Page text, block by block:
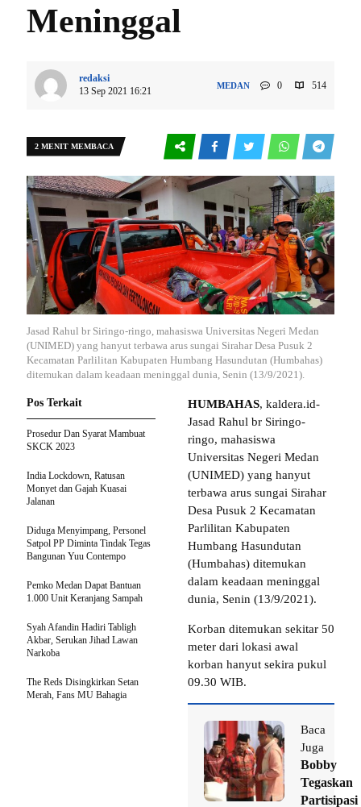
Meninggal
redaksi
13 Sep 2021 16:21
MEDAN 0 514
2 MENIT MEMBACA
Jasad Rahul br Siringo-ringo, mahasiswa Universitas Negeri Medan
(UNIMED) yang hanyut terbawa arus sungai Sirahar Desa Pusuk 2
Kecamatan Parlilitan Kabupaten Humbang Hasundutan (Humbahas)
ditemukan dalam keadaan meninggal dunia, Senin (13/9/2021).
HUMBAHAS, kaldera.id-
Jasad Rahul br Siringo-
ringo, mahasiswa
Universitas Negeri Medan
(UNIMED) yang hanyut
terbawa arus sungai Sirahar
Desa Pusuk 2 Kecamatan
Parlilitan Kabupaten
Humbang Hasundutan
(Humbahas) ditemukan
dalam keadaan meninggal
dunia, Senin (13/9/2021).
Korban ditemukan sekitar 50
meter dari lokasi awal
korban hanyut sekira pukul
09.30 WIB.
Baca
Juga
Bobby
Tegaskan
Partisipasi
Pos Terkait
Prosedur Dan Syarat Mambuat
SKCK 2023
India Lockdown, Ratusan
Monyet dan Gajah Kuasai
Jalanan
Diduga Menyimpang, Personel
Satpol PP Diminta Tindak Tegas
Bangunan Yuu Contempo
Pemko Medan Dapat Bantuan
1.000 Unit Keranjang Sampah
Syah Afandin Hadiri Tabligh
Akbar, Serukan Jihad Lawan
Narkoba
The Reds Disingkirkan Setan
Merah, Fans MU Bahagia